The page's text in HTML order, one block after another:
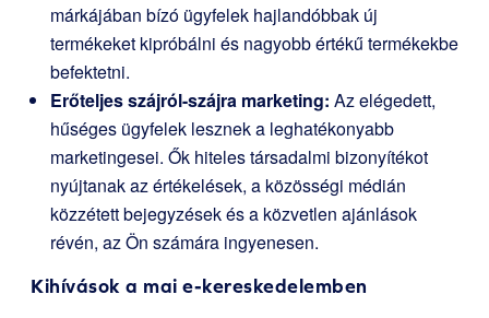
márkájában bízó ügyfelek hajlandóbbak új
termékeket kipróbálni és nagyobb értékű termékekbe
befektetni.
Erőteljes szájról-szájra marketing: Az elégedett,
hűséges ügyfelek lesznek a leghatékonyabb
marketingesei. Ők hiteles társadalmi bizonyítékot
nyújtanak az értékelések, a közösségi médián
közzétett bejegyzések és a közvetlen ajánlások
révén, az Ön számára ingyenesen.
Kihívások a mai e-kereskedelemben